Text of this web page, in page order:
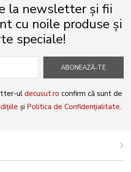
la newsletter și fii
cu noile produse și
speciale!
ABONEAZĂ-TE
uldecusut.ro confirm că sunt de
și Politica de Confidențialitate.